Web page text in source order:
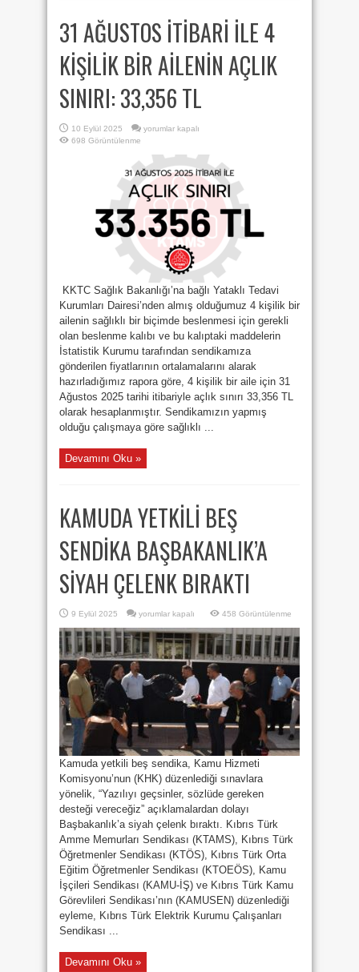
31 AĞUSTOS İTİBARİ İLE 4
KİŞİLİK BİR AİLENİN AÇLIK
SINIRI: 33,356 TL
10 Eylül 2025
31
İLE
KİŞİLİK
BİR
AİLENİN
AÇLIK
SINIRI:
33,356
için
yorumlar kapalı
698 Görüntülenme
KKTC Sağlık Bakanlığı’na bağlı Yataklı Tedavi
Kurumları Dairesi’nden almış olduğumuz 4 kişilik bir
ailenin sağlıklı bir biçimde beslenmesi için gerekli
olan beslenme kalıbı ve bu kalıptaki maddelerin
İstatistik Kurumu tarafından sendikamıza
gönderilen fiyatlarının ortalamalarını alarak
hazırladığımız rapora göre, 4 kişilik bir aile için 31
Ağustos 2025 tarihi itibariyle açlık sınırı 33,356 TL
olarak hesaplanmıştır. Sendikamızın yapmış
olduğu çalışmaya göre sağlıklı ...
Devamını Oku »
KAMUDA YETKİLİ BEŞ
SENDİKA BAŞBAKANLIK’A
SİYAH ÇELENK BIRAKTI
9 Eylül 2025
KAMUDA
BEŞ
SENDİKA
BAŞBAKANLIK’A
SİYAH
ÇELENK
BIRAKTI
için
yorumlar kapalı 458 Görüntülenme
Kamuda yetkili beş sendika, Kamu Hizmeti
Komisyonu’nun (KHK) düzenlediği sınavlara
yönelik, “Yazılıyı geçsinler, sözlüde gereken
desteği vereceğiz” açıklamalardan dolayı
Başbakanlık’a siyah çelenk bıraktı. Kıbrıs Türk
Amme Memurları Sendikası (KTAMS), Kıbrıs Türk
Öğretmenler Sendikası (KTÖS), Kıbrıs Türk Orta
Eğitim Öğretmenler Sendikası (KTOEÖS), Kamu
İşçileri Sendikası (KAMU-İŞ) ve Kıbrıs Türk Kamu
Görevlileri Sendikası’nın (KAMUSEN) düzenlediği
eyleme, Kıbrıs Türk Elektrik Kurumu Çalışanları
Sendikası ...
Devamını Oku »